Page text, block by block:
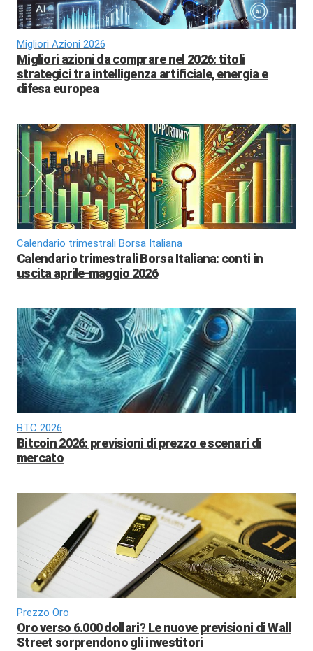
Migliori Azioni 2026
Migliori azioni da comprare nel 2026: titoli
strategici tra intelligenza artificiale, energia e
difesa europea
Calendario trimestrali Borsa Italiana
Calendario trimestrali Borsa Italiana: conti in
uscita aprile-maggio 2026
BTC 2026
Bitcoin 2026: previsioni di prezzo e scenari di
mercato
Prezzo Oro
Oro verso 6.000 dollari? Le nuove previsioni di Wall
Street sorprendono gli investitori